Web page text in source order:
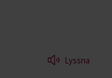
Lyssna